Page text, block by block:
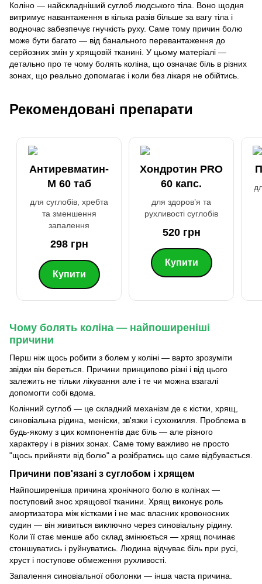
Коліно — найскладніший суглоб людського тіла. Воно щодня
витримує навантаження в кілька разів більше за вагу тіла і
водночас забезпечує гнучкість руху. Саме тому причин болю
може бути багато — від банального перевантаження до
серйозних змін у хрящовій тканині. У цьому матеріалі —
детально про те чому болять коліна, що означає біль в різних
зонах, що реально допомагає і коли без лікаря не обійтись.
Рекомендовані препарати
Антиревматин-
M 60 таб
для суглобів, хребта
та зменшення
запалення
298 грн
Купити
Хондротин PRO
60 капс.
для здоров’я та
рухливості суглобів
520 грн
Купити
Чому болять коліна — найпоширеніші
причини
Перш ніж щось робити з болем у коліні — варто зрозуміти
звідки він береться. Причини принципово різні і від цього
залежить не тільки лікування але і те чи можна взагалі
допомогти собі вдома.
Колінний суглоб — це складний механізм де є кістки, хрящ,
синовіальна рідина, меніски, зв'язки і сухожилля. Проблема в
будь-якому з цих компонентів дає біль — але різного
характеру і в різних зонах. Саме тому важливо не просто
"щось прийняти від болю" а розібратись що саме відбувається.
Причини пов'язані з суглобом і хрящем
Найпоширеніша причина хронічного болю в колінах —
поступовий знос хрящової тканини. Хрящ виконує роль
амортизатора між кістками і не має власних кровоносних
судин — він живиться виключно через синовіальну рідину.
Коли її стає менше або склад змінюється — хрящ починає
стоншуватись і руйнуватись. Людина відчуває біль при русі,
хруст і поступове обмеження рухливості.
Запалення синовіальної оболонки — інша часта причина.